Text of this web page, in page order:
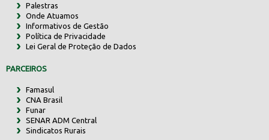
Palestras
Onde Atuamos
Informativos de Gestão
Política de Privacidade
Lei Geral de Proteção de Dados
PARCEIROS
Famasul
CNA Brasil
Funar
SENAR ADM Central
Sindicatos Rurais